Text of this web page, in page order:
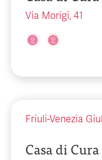
Via Morigi, 41
Friuli-Venezia
Casa di